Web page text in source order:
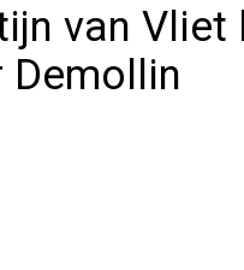
van Vliet
Demollin